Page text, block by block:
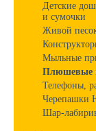
Детские
и сумочки
Живой
Мыльные
Плюшевые
Телефоны,
Черепашки
Шар-